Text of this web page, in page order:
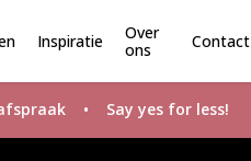
Inspiratie
Over
ons
Contact
• Say yes for less!